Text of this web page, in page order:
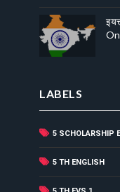
LABELS
5 SCHOLARSHIP
5 TH ENGLISH